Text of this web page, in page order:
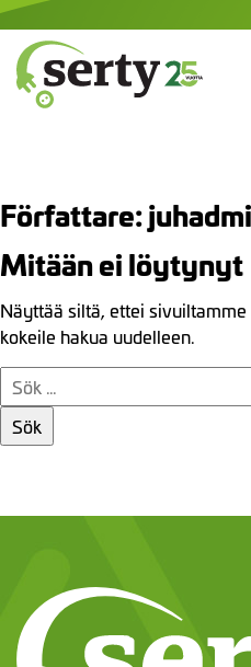
Siirry
sisältöön
Författare:
Mitään ei löytynyt
Näyttää siltä, ettei
kokeile hakua uudelleen.
Sök
efter: